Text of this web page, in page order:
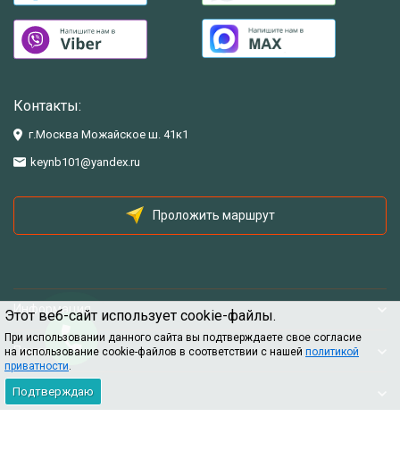
Этот веб-сайт использует cookie-файлы.
При использовании данного сайта вы подтверждаете свое согласие
на использование cookie-файлов в соответствии с нашей политикой
приватности.
Подтверждаю
Контакты:
г.Москва Можайское ш. 41к1
keynb101@yandex.ru
Проложить маршрут
Информация
Помощь
Информация